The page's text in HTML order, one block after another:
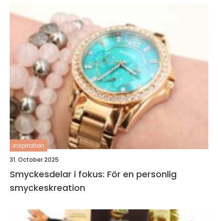
inspiration
31. October 2025
Smyckesdelar i fokus: För en personlig
smyckeskreation